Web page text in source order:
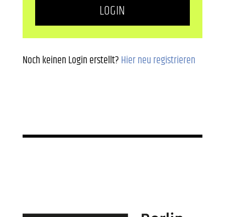
LOGIN
Noch keinen Login erstellt?Hier neu registrieren